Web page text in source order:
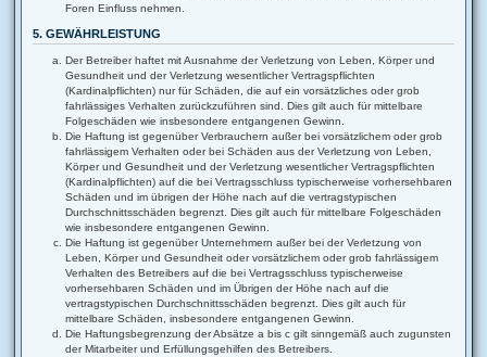
Foren Einfluss nehmen.
5. GEWÄHRLEISTUNG
Der Betreiber haftet mit Ausnahme der Verletzung von Leben, Körper und
Gesundheit und der Verletzung wesentlicher Vertragspflichten
(Kardinalpflichten) nur für Schäden, die auf ein vorsätzliches oder grob
fahrlässiges Verhalten zurückzuführen sind. Dies gilt auch für mittelbare
Folgeschäden wie insbesondere entgangenen Gewinn.
Die Haftung ist gegenüber Verbrauchern außer bei vorsätzlichem oder grob
fahrlässigem Verhalten oder bei Schäden aus der Verletzung von Leben,
Körper und Gesundheit und der Verletzung wesentlicher Vertragspflichten
(Kardinalpflichten) auf die bei Vertragsschluss typischerweise vorhersehbaren
Schäden und im übrigen der Höhe nach auf die vertragstypischen
Durchschnittsschäden begrenzt. Dies gilt auch für mittelbare Folgeschäden
wie insbesondere entgangenen Gewinn.
Die Haftung ist gegenüber Unternehmern außer bei der Verletzung von
Leben, Körper und Gesundheit oder vorsätzlichem oder grob fahrlässigem
Verhalten des Betreibers auf die bei Vertragsschluss typischerweise
vorhersehbaren Schäden und im Übrigen der Höhe nach auf die
vertragstypischen Durchschnittsschäden begrenzt. Dies gilt auch für
mittelbare Schäden, insbesondere entgangenen Gewinn.
Die Haftungsbegrenzung der Absätze a bis c gilt sinngemäß auch zugunsten
der Mitarbeiter und Erfüllungsgehilfen des Betreibers.